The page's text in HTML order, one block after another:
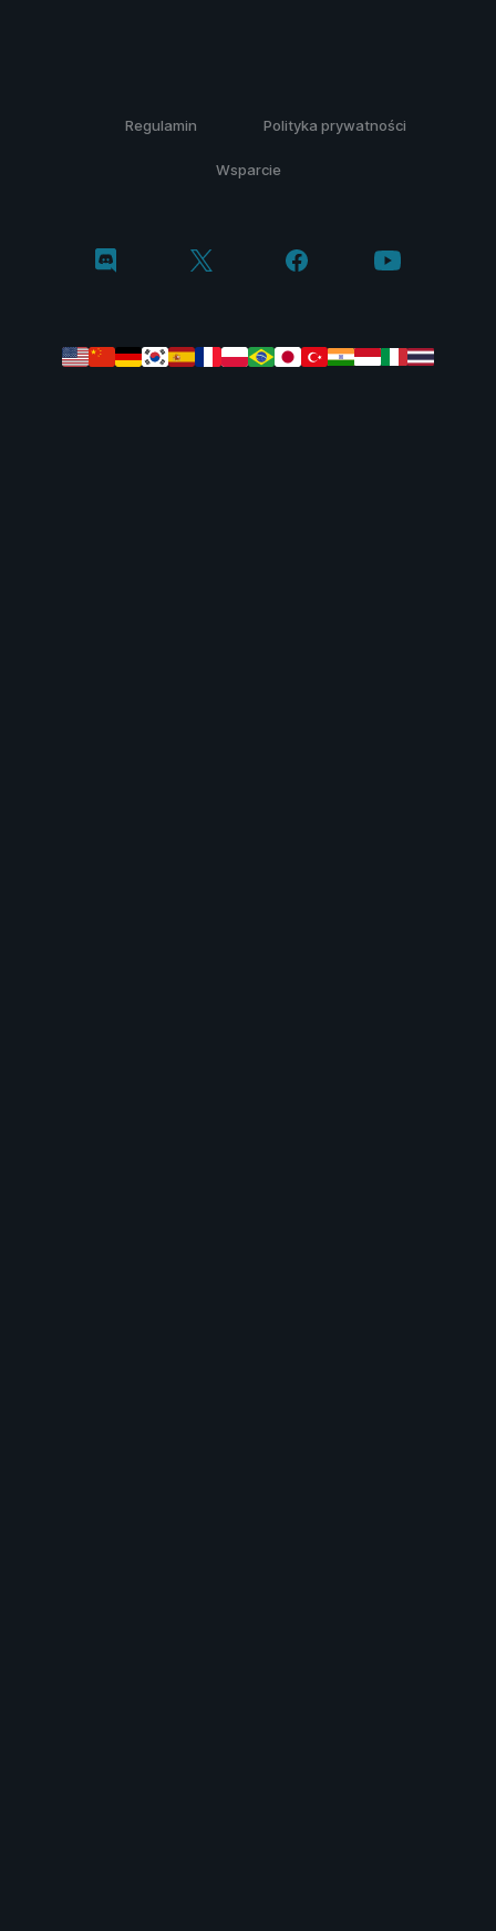
Regulamin Polityka prywatności
Wsparcie